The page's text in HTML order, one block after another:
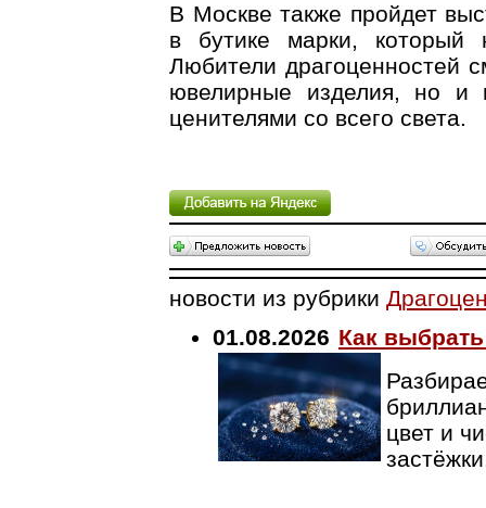
В Москве также пройдет
в бутике марки, который
Любители драгоценностей
ювелирные изделия, но и
ценителями со всего света.
новости из рубрики
01.08.2026 Как
цвет и